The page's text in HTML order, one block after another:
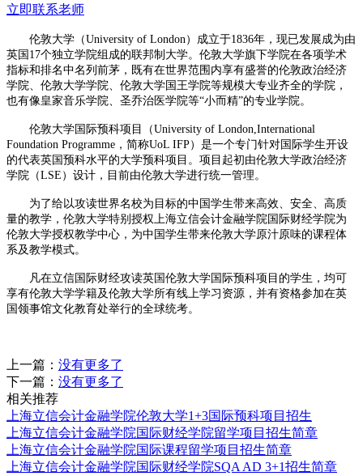
立即联系老师
伦敦大学（University of London）成立于1836年，现已发展成为由
英国17个独立学院组成的联邦制大学。伦敦大学旗下学院在各项学术
指标和排名中名列前茅，既有在世界范围内享有盛誉的伦敦政治经济
学院、伦敦大学学院、伦敦大学国王学院等规模大专业齐全的学院，
也有像皇家音乐学院、圣乔治医学院等“小而精”的专业学院。
伦敦大学国际预科项目（University of London,International
Foundation Programme，简称UoL IFP）是一个专门针对国际学生开设
的代表英国预科水平的大学预科项目。项目起初由伦敦大学政治经济
学院（LSE）设计，目前由伦敦大学进行统一管理。
为了给以攻读世界名校为目标的中国学生带来高效、安全、高质
量的教学，伦敦大学特别授权上海立信会计金融学院国际财经学院为
伦敦大学授权教学中心，为中国学生带来伦敦大学原汁原味的课程体
系及教学模式。
凡在立信国际财经攻读英国伦敦大学国际预科项目的学生，均可
享有伦敦大学学籍及伦敦大学所有线上学习资源，并有资格参加在英
国领事馆文化教育处举行的全球统考。
上一篇： 没有更多了
下一篇： 没有更多了
相关推荐
上海立信会计金融学院伦敦大学1+3国际预科项目招生
上海立信会计金融学院国际财经学院留学项目招生简章
上海立信会计金融学院国际课程留学项目招生简章
上海立信会计金融学院国际财经学院SQA AD 3+1招生简章